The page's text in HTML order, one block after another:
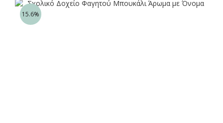
15.6%